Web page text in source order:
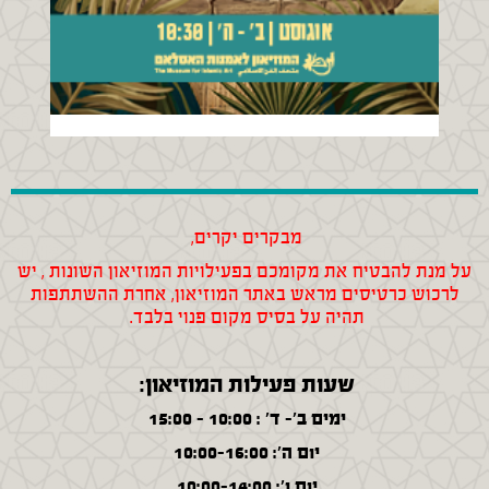
מבקרים יקרים,
על מנת להבטיח את מקומכם בפעילויות המוזיאון השונות , יש
לרכוש כרטיסים מראש באתר המוזיאון, אחרת ההשתתפות
תהיה על בסיס מקום פנוי בלבד.
שעות פעילות המוזיאון:
ימים ב'- ד' : 10:00 - 15:00
יום ה': 10:00-16:00